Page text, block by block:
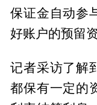
保证金自动参
好账户的预留资
记者采访了解
都保有一定的